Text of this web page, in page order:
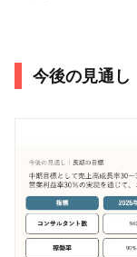
今後の見通し